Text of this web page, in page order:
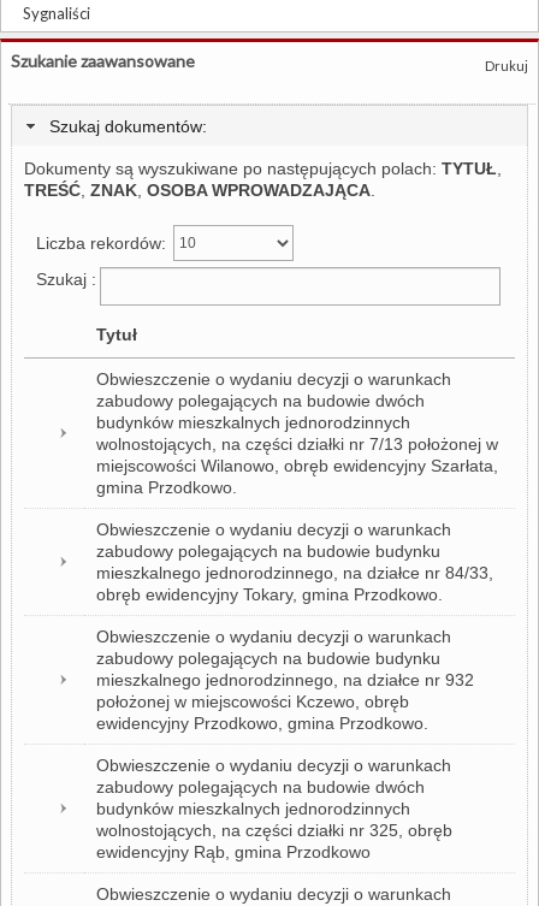
Sygnaliści
Drukuj
Szukanie zaawansowane
Szukaj dokumentów:
Dokumenty są wyszukiwane po następujących polach: TYTUŁ
TREŚĆ ZNAK OSOBA WPROWADZAJĄCA
Liczba rekordów:
Szukaj :
Tytuł
Obwieszczenie o wydaniu decyzji o warunkach
zabudowy polegających na budowie dwóch
budynków mieszkalnych jednorodzinnych
wolnostojących, na części działki nr 7/13 położonej w
miejscowości Wilanowo, obręb ewidencyjny Szarłata,
gmina Przodkowo.
Obwieszczenie o wydaniu decyzji o warunkach
zabudowy polegających na budowie budynku
mieszkalnego jednorodzinnego, na działce nr 84/33,
obręb ewidencyjny Tokary, gmina Przodkowo.
Obwieszczenie o wydaniu decyzji o warunkach
zabudowy polegających na budowie budynku
mieszkalnego jednorodzinnego, na działce nr 932
położonej w miejscowości Kczewo, obręb
ewidencyjny Przodkowo, gmina Przodkowo.
Obwieszczenie o wydaniu decyzji o warunkach
zabudowy polegających na budowie dwóch
budynków mieszkalnych jednorodzinnych
wolnostojących, na części działki nr 325, obręb
ewidencyjny Rąb, gmina Przodkowo
Obwieszczenie o wydaniu decyzji o warunkach